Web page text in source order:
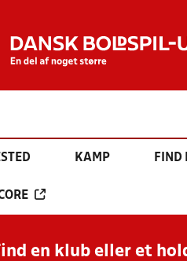
KAMP FIND
en klub eller et